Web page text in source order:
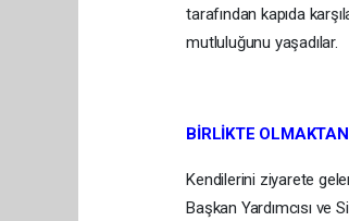
tarafından kapıda
mutluluğunu yaşadılar.
BİRLİKTE
Kendilerini ziyarete
Başkan Yardımcısı ve